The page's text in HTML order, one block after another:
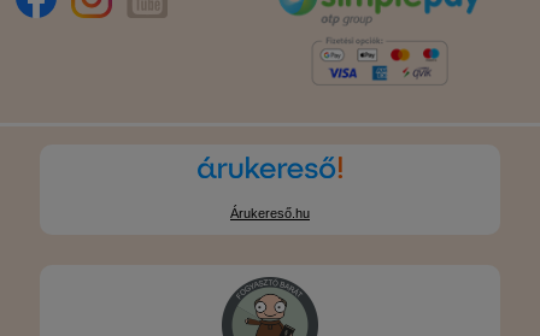
Árukereső.hu